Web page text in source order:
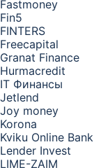
Fastmoney
Fin5
FINTERS
Freecapital
Granat Finance
Hurmacredit
IT Финансы
Jetlend
Joy money
Korona
Kviku Online Bank
Lender Invest
LIME-ZAIM